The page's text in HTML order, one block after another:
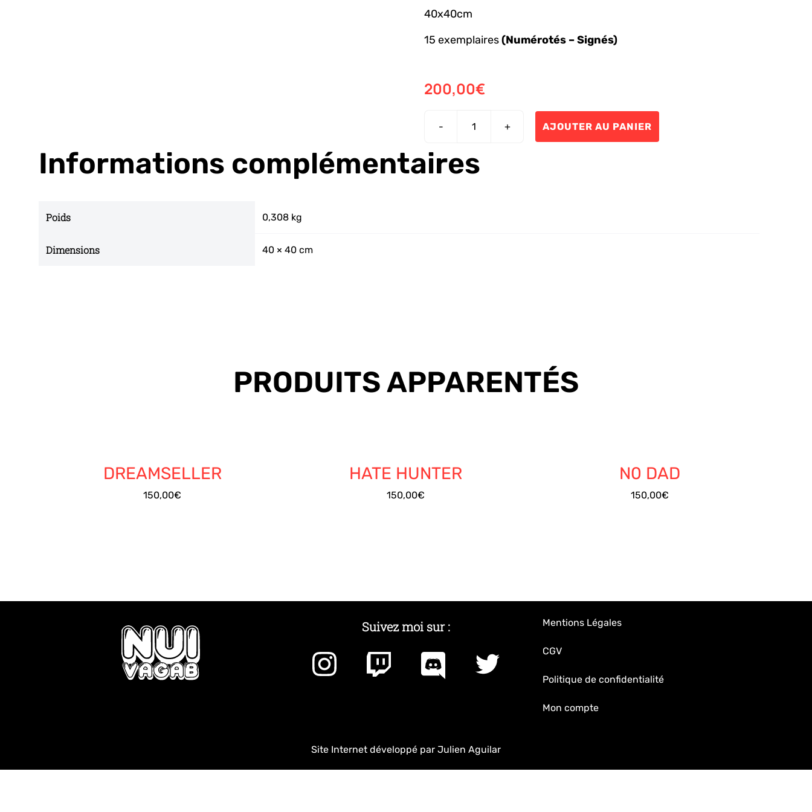
40x40cm
15 exemplaires(Numérotés – Signés)
200,00€
SOMA
AJOUTER AU PANIER
Informations complémentaires
Poids 0,308 kg
Dimensions 40 × 40 cm
PRODUITS APPARENTÉS
DREAMSELLER
150,00€
HATE HUNTER
150,00€
N0 DAD
150,00€
Suivez moi sur : Mentions Légales
CGV
Politique de confidentialité
Mon compte
Site Internet développé par Julien Aguilar